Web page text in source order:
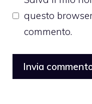
questo
commento.